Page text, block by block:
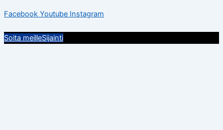
Facebook Youtube Instagram
Soita meilleSijainti